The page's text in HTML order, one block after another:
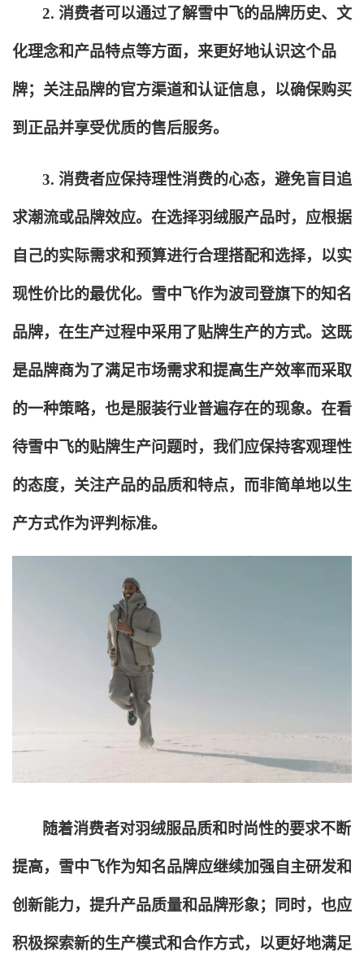
2. 消费者可以通过了解雪中飞的品牌历史、文
化理念和产品特点等方面，来更好地认识这个品
牌；关注品牌的官方渠道和认证信息，以确保购买
到正品并享受优质的售后服务。
3. 消费者应保持理性消费的心态，避免盲目追
求潮流或品牌效应。在选择羽绒服产品时，应根据
自己的实际需求和预算进行合理搭配和选择，以实
现性价比的最优化。雪中飞作为波司登旗下的知名
品牌，在生产过程中采用了贴牌生产的方式。这既
是品牌商为了满足市场需求和提高生产效率而采取
的一种策略，也是服装行业普遍存在的现象。在看
待雪中飞的贴牌生产问题时，我们应保持客观理性
的态度，关注产品的品质和特点，而非简单地以生
产方式作为评判标准。
随着消费者对羽绒服品质和时尚性的要求不断
提高，雪中飞作为知名品牌应继续加强自主研发和
创新能力，提升产品质量和品牌形象；同时，也应
积极探索新的生产模式和合作方式，以更好地满足